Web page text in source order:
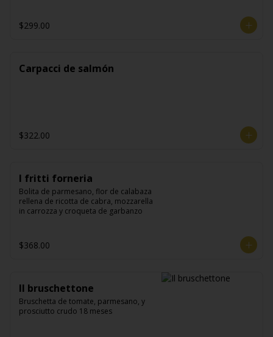
$299.00
Carpacci de salmón
$322.00
I fritti forneria
Bolita de parmesano, flor de calabaza
rellena de ricotta de cabra, mozzarella
in carrozza y croqueta de garbanzo
$368.00
Il bruschettone
Bruschetta de tomate, parmesano, y
prosciutto crudo 18 meses